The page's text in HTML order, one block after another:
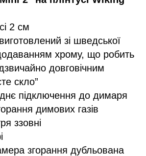
2 см
зі шведської
хрому, що робить
довговічним
скло”
підключення до димаря
димових газів
ззовні
згорання дубльована